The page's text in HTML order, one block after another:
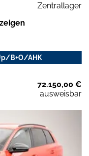
Zentrallager
B+O/AHK
72.150,00 €
ausweisbar